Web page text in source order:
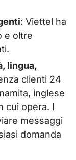
: Viettel ha
e oltre
lingua,
clienti 24
inglese
cui opera. I
messaggi
domanda